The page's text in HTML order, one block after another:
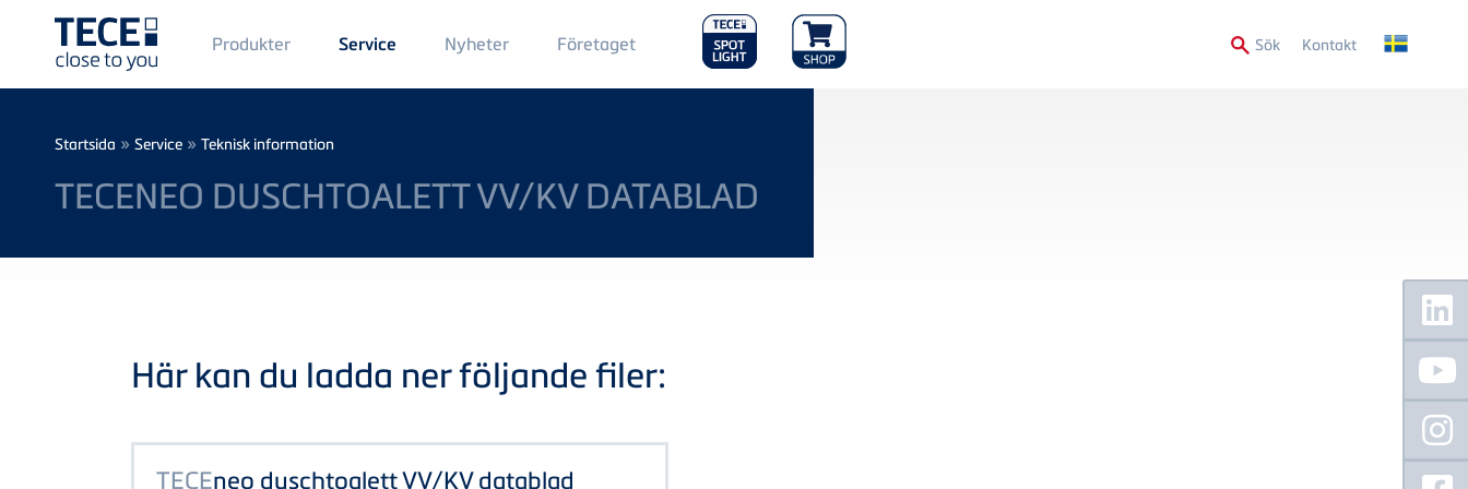
Main
Menü
1
Produkter Service Nyheter Main
Menu
2
Företaget SökSecondary
Kontakt
Breadcrumb
Startsida » Service » Teknisk information
TECENEO DUSCHTOALETT VV/KV DATABLAD
Här kan du ladda ner följande filer:
TECEneo duschtoalett VV/KV datablad
Floating